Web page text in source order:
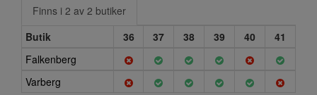
Finns i 2 av 2 butiker
Butik
36 37 38 39 40
41
Falkenberg
Varberg